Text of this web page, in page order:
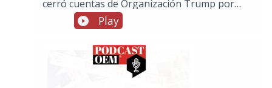
cerró cuentas de Organización Trump por
posible lavado de dinero, en notas de El Esto,
México domina en el triatlón de los Juegos
Centroamericanos y del Caribe, y en los
espectáculos, Ariana Grande anuncia que
dejará la vida pública tras concluir su gira
debido a las críticas sobre su físico
Play